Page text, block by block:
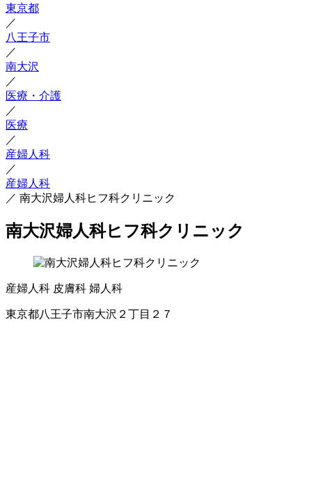
東京都
／
八王子市
／
南大沢
／
医療・介護
／
医療
／
産婦人科
／
産婦人科
／ 南大沢婦人科ヒフ科クリニック
南大沢婦人科ヒフ科クリニック
産婦人科 皮膚科 婦人科
東京都八王子市南大沢２丁目２７